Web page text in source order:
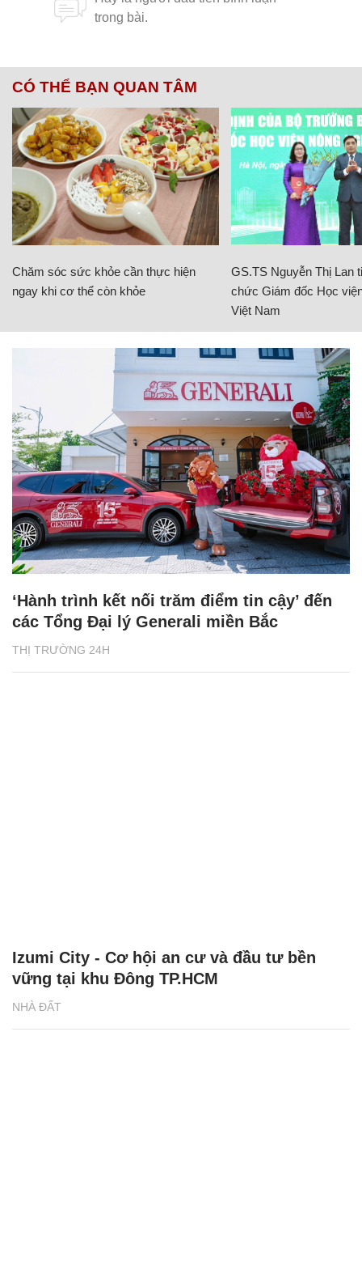
CÓ THỂ BẠN QUAN TÂM
Chăm sóc sức khỏe cần thực hiện
ngay khi cơ thể còn khỏe
GS.TS Nguyễn Thị Lan
chức Giám đốc Học
Việt Nam
THỊ TRƯỜNG 24H
‘Hành trình kết nối trăm điểm tin cậy’ đến
các Tổng Đại lý Generali miền Bắc
NHÀ ĐẤT
Izumi City - Cơ hội an cư và đầu tư bền
vững tại khu Đông TP.HCM